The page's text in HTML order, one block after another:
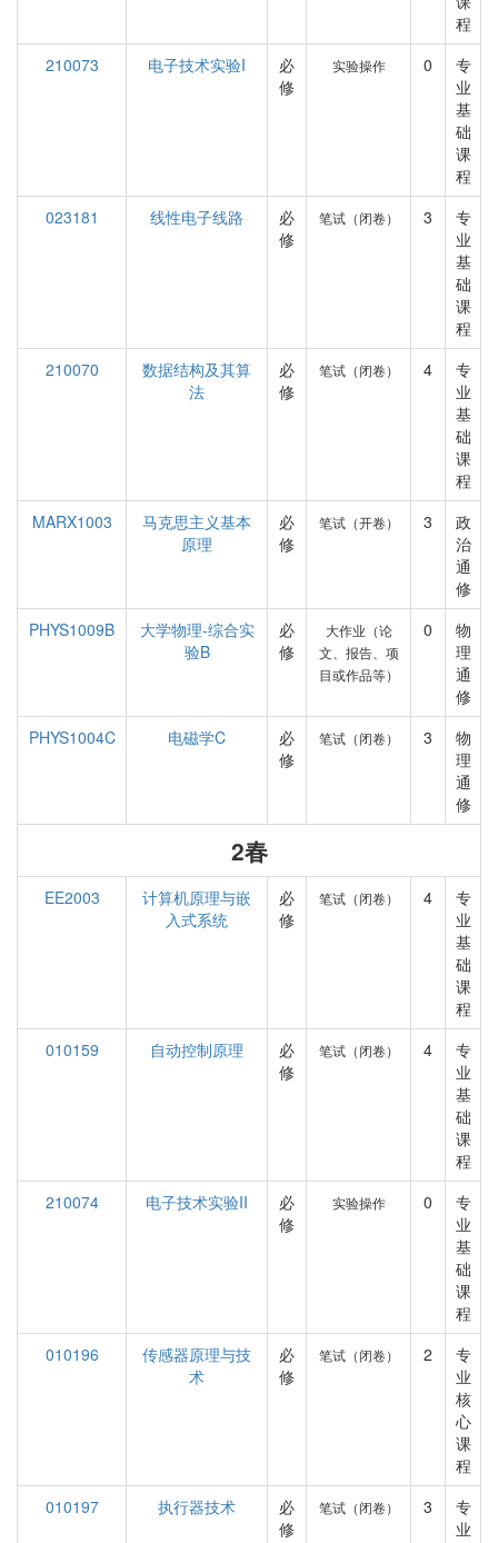
程
210073
电子技术实验I
必
修
实验操作 0
专
业
基
础
课
程
023181
线性电子线路
必
修
笔试（闭卷） 3
专
业
基
础
课
程
210070
数据结构及其算
法
必
修
笔试（闭卷） 4
专
业
基
础
课
程
MARX1003
马克思主义基本
原理
必
修
笔试（开卷） 3
政
治
通
修
PHYS1009B
大学物理-综合实
验B
必
修
大作业（论
文、报告、项
目或作品等）
0
物
理
通
修
PHYS1004C
电磁学C
必
修
笔试（闭卷） 3
物
理
通
修
2春
EE2003
计算机原理与嵌
入式系统
必
修
笔试（闭卷） 4
专
业
基
础
课
程
010159
自动控制原理
必
修
笔试（闭卷） 4
专
业
基
础
课
程
210074
电子技术实验II
必
修
实验操作 0
专
业
基
础
课
程
010196
传感器原理与技
术
必
修
笔试（闭卷） 2
专
业
核
心
课
程
010197
执行器技术
必
修
笔试（闭卷） 3
专
业